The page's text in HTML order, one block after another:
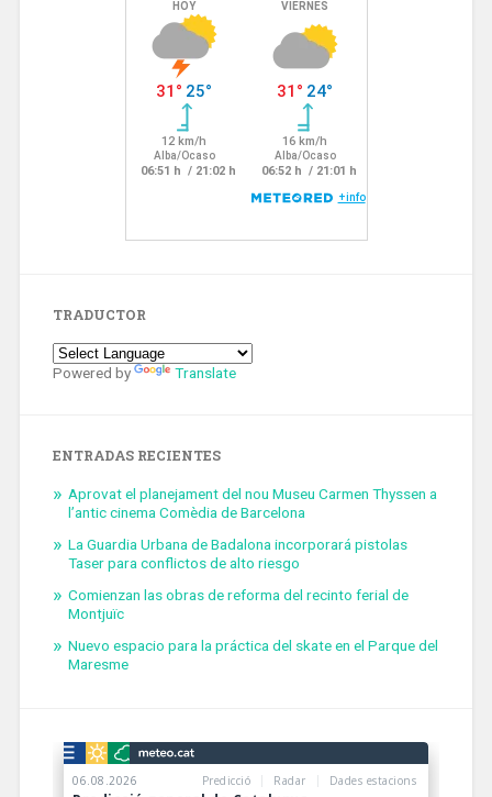
TRADUCTOR
Powered by Translate
ENTRADAS RECIENTES
Aprovat el planejament del nou Museu Carmen Thyssen a
l’antic cinema Comèdia de Barcelona
La Guardia Urbana de Badalona incorporará pistolas
Taser para conflictos de alto riesgo
Comienzan las obras de reforma del recinto ferial de
Montjuïc
Nuevo espacio para la práctica del skate en el Parque del
Maresme